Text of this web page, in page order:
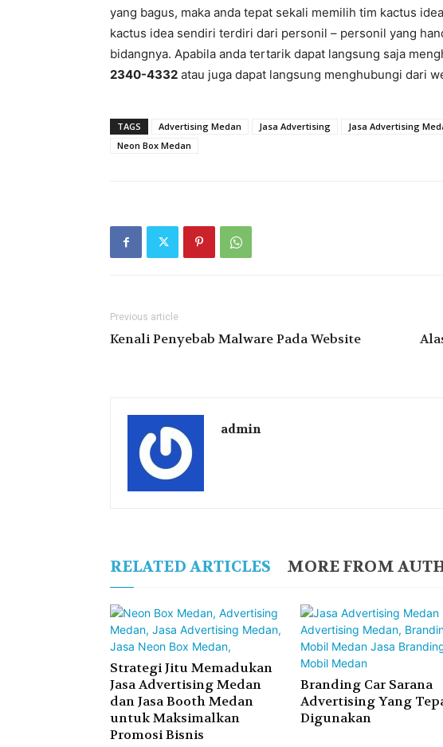
yang bagus, maka anda tepat sekali memilih tim kactus
kactus idea sendiri terdiri dari personil – personil yang
bidangnya. Apabila anda tertarik dapat langsung saja
2340-4332 atau juga dapat langsung menghubungi dari
TAGS Advertising Medan Jasa Advertising Jasa Advertising
Neon Box Medan
Previous article
Kenali Penyebab Malware Pada Website
admin
RELATED ARTICLES MORE FROM
Strategi Jitu Memadukan
Jasa Advertising Medan
dan Jasa Booth Medan
untuk Maksimalkan
Promosi Bisnis
Branding Car Sarana
Advertising Yang
Digunakan